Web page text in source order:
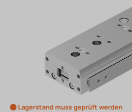
Lagerstand muss geprüft werden